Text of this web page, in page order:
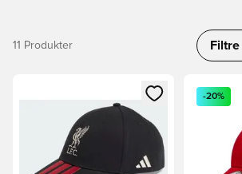
11 Produkter
Åbner en Modal til at logge ind eller
Åbner
-20%